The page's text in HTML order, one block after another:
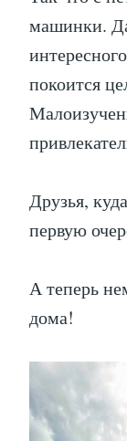
машинки.
покоится
Друзья,
первую
А теперь
дома!